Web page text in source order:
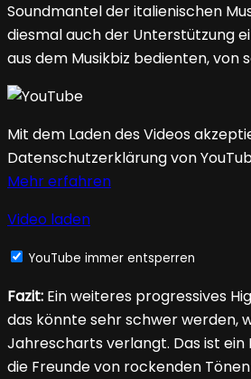
Soundmantel der italienischen
diesmal auch der Unterstützung
aus dem Musikbiz bedienten, von
Mit dem Laden des Videos
Datenschutzerklärung von
Mehr erfahren
Video laden
YouTube immer entsperren
Fazit: Ein weiteres progressives
das könnte sehr schwer werden,
Jahrescharts verlangt. Das ist
die Freunde von rockenden